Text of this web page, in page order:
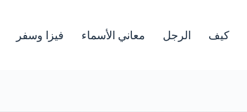
كيف الرجل معاني الأسماء فيزا وسفر